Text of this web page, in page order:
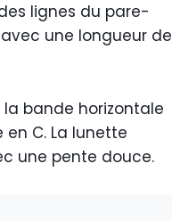
lignes du pare-
une longueur de
bande horizontale
C. La lunette
une pente douce.